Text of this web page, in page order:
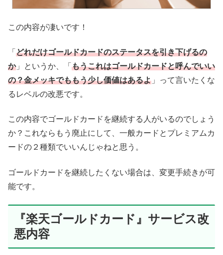
この内容が凄いです！
「 どれだけゴールドカードのステータスを引き下げるの
か」というか、「 もうこれはゴールドカードと呼んでいい
の？金メッキでももう少し価値はあるよ 」って言いたくな
るレベルの改悪です。
この内容でゴールドカードを継続する人がいるのでしょう
か？これならもう廃止にして、一般カードとプレミアムカ
ードの２種類でいいんじゃねと思う。
ゴールドカードを継続したくない場合は、変更手続きが可
能です。
『楽天ゴールドカード』サービス改
悪内容